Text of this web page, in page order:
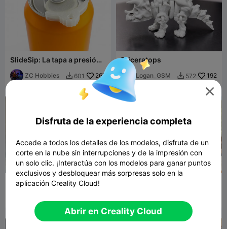
SlideSip: La tapa a presión
para tu lata de refresco
ZC Hobbies  601 267
Triceratops
Logan_GSM  572 192
Lámpara de Palomitas
Yoshi
on45

Disfruta de la experiencia completa
Accede a todos los detalles de los modelos, disfruta de un
corte en la nube sin interrupciones y de la impresión con
un solo clic. ¡Interactúa con los modelos para ganar puntos
exclusivos y desbloquear más sorpresas solo en la
aplicación Creality Cloud!
Abrir en Creality Cloud